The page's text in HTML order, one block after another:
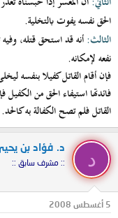
الحق نفسه يفوت بالتخلية.
الثالث:أنه قد استحق قتله،
نفعه لإمكانه.
فإن أقام القاتل كفيلا بنفسه
فائدتها استيفاء الحق من
القاتل فلم تصح الكفالة به كالحد.
د
د. فؤاد بن
:: مشرف سابق ::
5 أغسطس 2008